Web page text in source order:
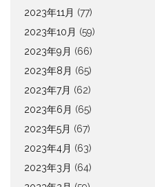
2023年11月 (77)
2023年10月 (59)
2023年9月 (66)
2023年8月 (65)
2023年7月 (62)
2023年6月 (65)
2023年5月 (67)
2023年4月 (63)
2023年3月 (64)